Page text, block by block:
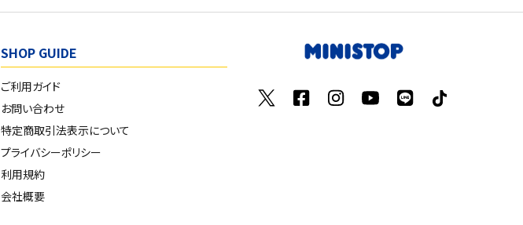
SHOP GUIDE
ご利用ガイド
お問い合わせ
特定商取引法表示について
プライバシーポリシー
利用規約
会社概要